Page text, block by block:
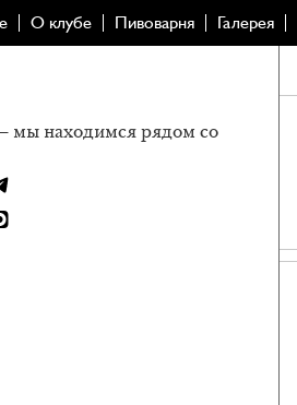
О клубе Пивоварня Галерея
мы находимся рядом со